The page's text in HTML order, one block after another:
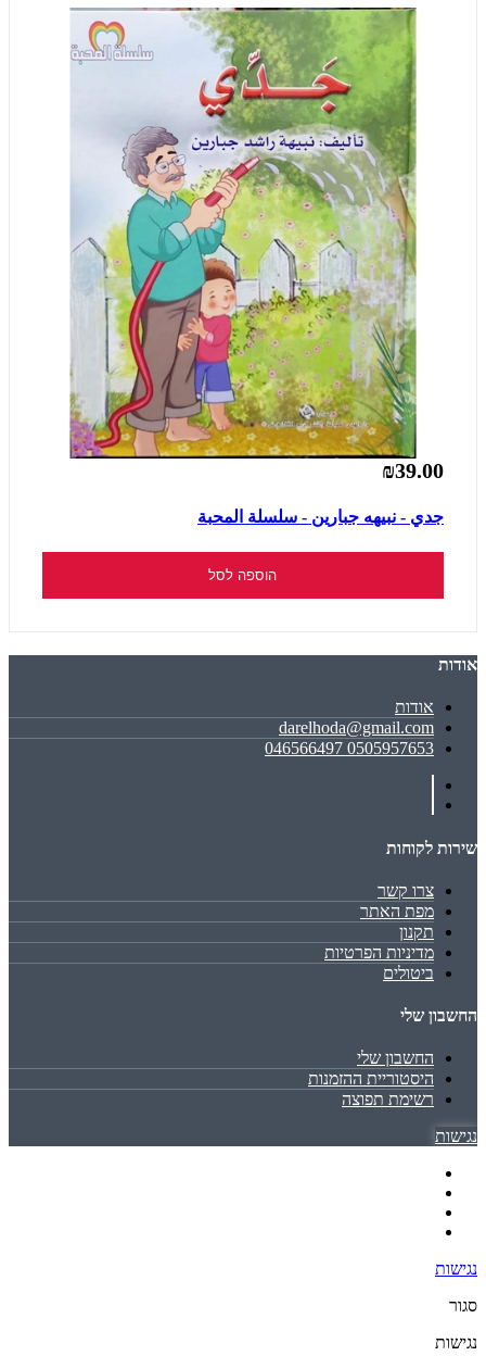
₪39.00
جدي - نبيهه جبارين - سلسلة المحبة
הוספה לסל
אודות
אודות
darelhoda@gmail.com
0505957653 046566497
שירות לקוחות
צרו קשר
מפת האתר
תקנון
מדיניות הפרטיות
ביטולים
החשבון שלי
החשבון שלי
היסטוריית ההזמנות
רשימת תפוצה
נגישות
נגישות
סגור
נגישות